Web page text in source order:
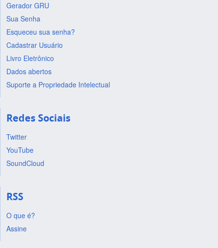
Gerador GRU
Sua Senha
Esqueceu sua senha?
Cadastrar Usuário
Livro Eletrônico
Dados abertos
Suporte a Propriedade Intelectual
Redes Sociais
Twitter
YouTube
SoundCloud
RSS
O que é?
Assine